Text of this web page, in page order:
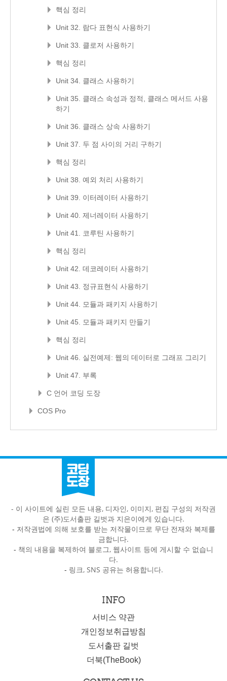
핵심 정리
Unit 32. 람다 표현식 사용하기
Unit 33. 클로저 사용하기
핵심 정리
Unit 34. 클래스 사용하기
Unit 35. 클래스 속성과 정적, 클래스 메서드 사용
하기
Unit 36. 클래스 상속 사용하기
Unit 37. 두 점 사이의 거리 구하기
핵심 정리
Unit 38. 예외 처리 사용하기
Unit 39. 이터레이터 사용하기
Unit 40. 제너레이터 사용하기
Unit 41. 코루틴 사용하기
핵심 정리
Unit 42. 데코레이터 사용하기
Unit 43. 정규표현식 사용하기
Unit 44. 모듈과 패키지 사용하기
Unit 45. 모듈과 패키지 만들기
핵심 정리
Unit 46. 실전예제: 웹의 데이터로 그래프 그리기
Unit 47. 부록
C 언어 코딩 도장
COS Pro
- 이 사이트에 실린 모든 내용, 디자인, 이미지, 편집 구성의 저작권
은 (주)도서출판 길벗과 지은이에게 있습니다.
- 저작권법에 의해 보호를 받는 저작물이므로 무단 전재와 복제를
금합니다.
- 책의 내용을 복제하여 블로그, 웹사이트 등에 게시할 수 없습니
다.
- 링크, SNS 공유는 허용합니다.
INFO
서비스 약관
개인정보취급방침
도서출판 길벗
더북(TheBook)